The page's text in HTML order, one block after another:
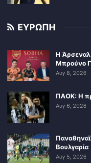
ΕΥΡΩΠΗ
Η Άρσεναλ
Μπρούνο
Αυγ 8, 2026
ΠΑΟΚ: Η
Αυγ 6, 2026
Βουλγαρία
Αυγ 5, 2026